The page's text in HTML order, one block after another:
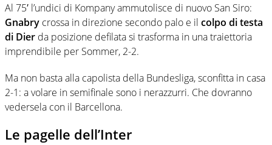
Al 75′ l’undici di Kompany ammutolisce di nuovo San Siro:
Gnabry crossa in direzione secondo palo e il colpo di testa
di Dier da posizione defilata si trasforma in una traiettoria
imprendibile per Sommer, 2-2.
Ma non basta alla capolista della Bundesliga, sconfitta in casa
2-1: a volare in semifinale sono i nerazzurri. Che dovranno
vedersela con il Barcellona.
Le pagelle dell’Inter